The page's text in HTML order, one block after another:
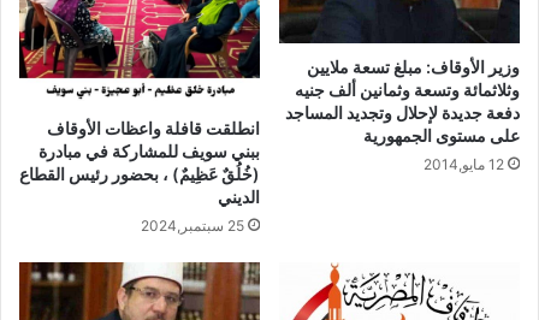
الجناية قتلاً عمداً,وراحة نفسية لمن اعتدي عليه بجراح أو ضرب أو
إتلاف عضو من أعضاء جسده ,لأن المجني عليه حين يري أن القضاء
العادل أخذ له حقه واقتص من الجاني ارتاح باله وهدأ ضميره واطمأن
فؤاده فلا يفكر في الانتقام الذي يشيع الفوضي
مقالات ذات صلة
خطبة الجمعة القادمة بعنوان : ( وأعدوا لهم ما
استطعتم من قوة) د عبدالعزيز موسي الدبور
28 أكتوبر,2024
وزير الأوقاف: مبلغ تسعة ملايين
وثلاثمائة وتسعة وثمانين ألف جنيه
دفعة جديدة لإحلال وتجديد المساجد
على مستوى الجمهورية
12 مايو,2014
انطلقت قافلة واعظات الأوقاف
ببني سويف للمشاركة في مبادرة
(خُلُقٌ عَظِيمٌ) ، بحضور رئيس القطاع
الديني
25 سبتمبر,2024